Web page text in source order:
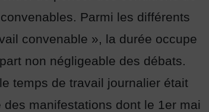
Parmi les différents
convenable », la durée occupe
non négligeable des débats.
temps de travail journalier était
des manifestations dont le 1er mai